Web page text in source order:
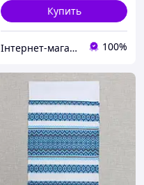
Купить
Інтернет-магазин "Вишиванка" 100%